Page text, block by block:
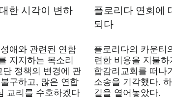
한 시각이 변하
애와 관련된 연합
지지하는 목소리
정책의 변경에 관
구하고, 많은 연합
교리를 수호하겠다
플로리다 연회에
되다
플로리다의 카운티
련한 비용을 지불
합감리교회를 떠나
소송을 기각했다.
길을 열어놓았다.